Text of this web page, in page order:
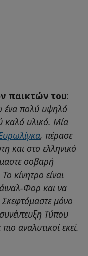
παικτών του:
ένα πολύ υψηλό
καλό υλικό. Μία
, πέρασε
και στο ελληνικό
σοβαρή
κίνητρο είναι
Φορ και να
μόνο
Τύπου
αναλυτικοί εκεί.